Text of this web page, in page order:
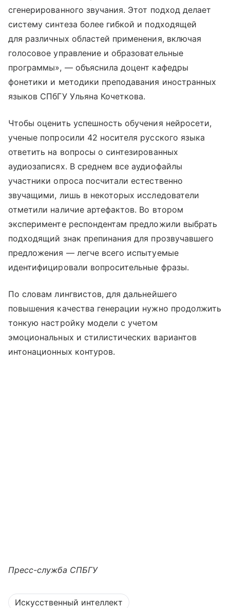
сгенерированного звучания. Этот подход делает
систему синтеза более гибкой и подходящей
для различных областей применения, включая
голосовое управление и образовательные
программы», — объяснила доцент кафедры
фонетики и методики преподавания иностранных
языков СПбГУ Ульяна Кочеткова.
Чтобы оценить успешность обучения нейросети,
ученые попросили 42 носителя русского языка
ответить на вопросы о синтезированных
аудиозаписях. В среднем все аудиофайлы
участники опроса посчитали естественно
звучащими, лишь в некоторых исследователи
отметили наличие артефактов. Во втором
эксперименте респондентам предложили выбрать
подходящий знак препинания для прозвучавшего
предложения — легче всего испытуемые
идентифицировали вопросительные фразы.
По словам лингвистов, для дальнейшего
повышения качества генерации нужно продолжить
тонкую настройку модели с учетом
эмоциональных и стилистических вариантов
интонационных контуров.
Пресс-служба СПБГУ
Искусственный интеллект